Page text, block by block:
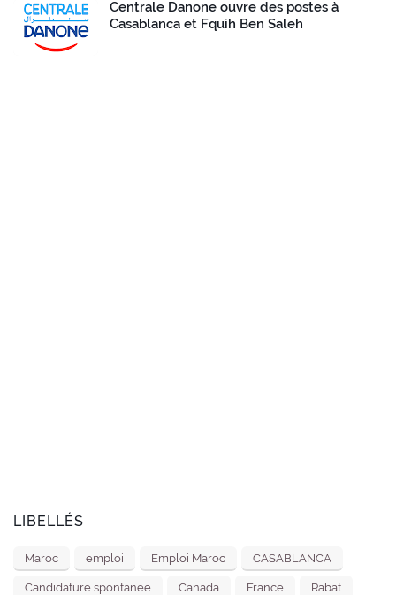
Centrale Danone ouvre des postes à
Casablanca et Fquih Ben Saleh
LIBELLÉS
Maroc emploi Emploi Maroc CASABLANCA
Candidature spontanee Canada France Rabat